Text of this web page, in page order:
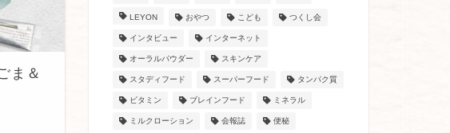
ま＆
LEYON おやつ こども つくし会
インタビュー インターネット
オーラルパウダー スキンケア
スタディフード スーパーフード タンパク質
ビタミン ブレインフード ミネラル
ミルクローション 会報誌 便秘